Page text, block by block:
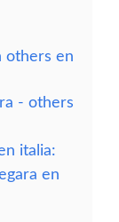
others en
- others
italia:
en